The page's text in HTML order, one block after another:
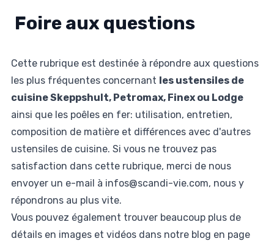
Foire aux questions
Cette rubrique est destinée à répondre aux questions
les plus fréquentes concernant les ustensiles de
cuisine Skeppshult, Petromax, Finex ou Lodge
ainsi que les poêles en fer: utilisation, entretien,
composition de matière et différences avec d'autres
ustensiles de cuisine. Si vous ne trouvez pas
satisfaction dans cette rubrique, merci de nous
envoyer un e-mail à infos@scandi-vie.com, nous y
répondrons au plus vite.
Vous pouvez également trouver beaucoup plus de
détails en images et vidéos dans notre blog en page